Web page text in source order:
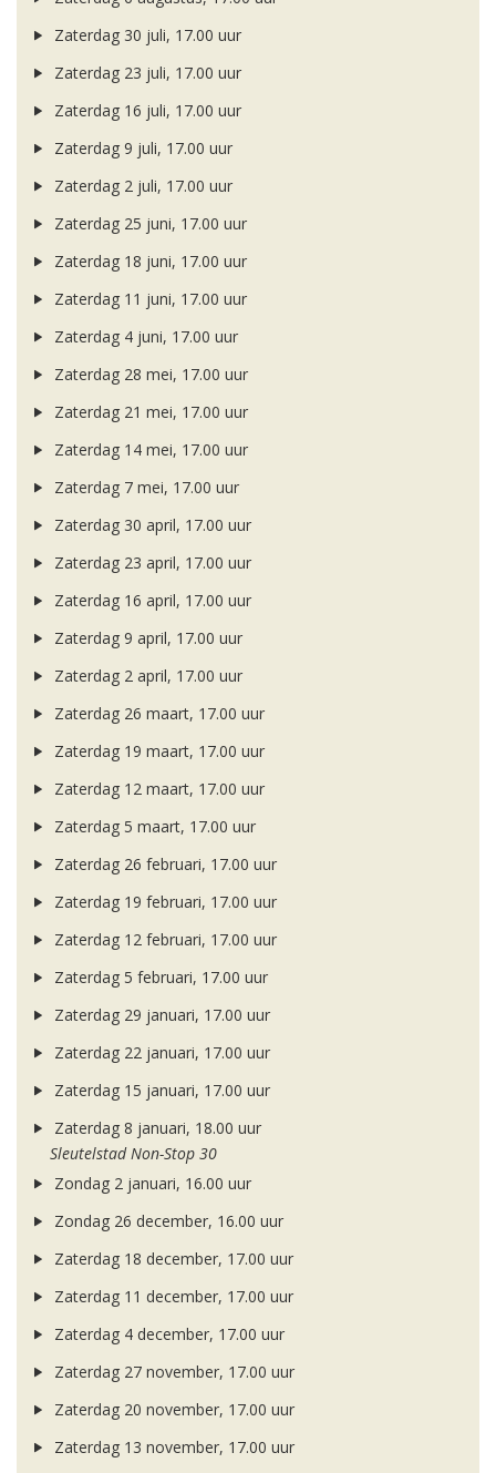
Zaterdag 30 juli, 17.00 uur
Zaterdag 23 juli, 17.00 uur
Zaterdag 16 juli, 17.00 uur
Zaterdag 9 juli, 17.00 uur
Zaterdag 2 juli, 17.00 uur
Zaterdag 25 juni, 17.00 uur
Zaterdag 18 juni, 17.00 uur
Zaterdag 11 juni, 17.00 uur
Zaterdag 4 juni, 17.00 uur
Zaterdag 28 mei, 17.00 uur
Zaterdag 21 mei, 17.00 uur
Zaterdag 14 mei, 17.00 uur
Zaterdag 7 mei, 17.00 uur
Zaterdag 30 april, 17.00 uur
Zaterdag 23 april, 17.00 uur
Zaterdag 16 april, 17.00 uur
Zaterdag 9 april, 17.00 uur
Zaterdag 2 april, 17.00 uur
Zaterdag 26 maart, 17.00 uur
Zaterdag 19 maart, 17.00 uur
Zaterdag 12 maart, 17.00 uur
Zaterdag 5 maart, 17.00 uur
Zaterdag 26 februari, 17.00 uur
Zaterdag 19 februari, 17.00 uur
Zaterdag 12 februari, 17.00 uur
Zaterdag 5 februari, 17.00 uur
Zaterdag 29 januari, 17.00 uur
Zaterdag 22 januari, 17.00 uur
Zaterdag 15 januari, 17.00 uur
Zaterdag 8 januari, 18.00 uur
Sleutelstad Non-Stop 30
Zondag 2 januari, 16.00 uur
Zondag 26 december, 16.00 uur
Zaterdag 18 december, 17.00 uur
Zaterdag 11 december, 17.00 uur
Zaterdag 4 december, 17.00 uur
Zaterdag 27 november, 17.00 uur
Zaterdag 20 november, 17.00 uur
Zaterdag 13 november, 17.00 uur